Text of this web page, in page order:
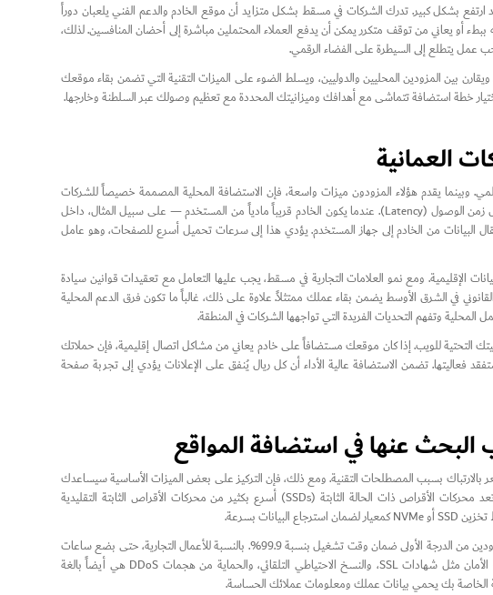
بشكل كبير. تدرك الشركات في مسقط بشكل متزايد أن موقع الخادم والدعم الفني يلعبان دوراً
ببطء أو يعاني من توقف متكرر يمكن أن يدفع العملاء المحتملين مباشرة إلى أحضان المنافسين. لذلك،
يتطلع إلى السيطرة على الفضاء الرقمي.
بين المزودين المحليين والدوليين، ويسلط الضوء على الميزات التقنية التي تضمن بقاء موقعك
خطة استضافة تتماشى مع أهدافك وميزانيتك المحددة مع تعظيم وصولك عبر السلطنة وخارجها.
العمانية
وبينما يقدم هؤلاء المزودون ميزات واسعة، فإن الاستضافة المحلية المصممة خصيصاً للشركات
العمانية تقدم مزايا متميزة لا يمكن تجاهلها. إحدى الفوائد الرئيسية هي تقليل زمن الوصول (Latency). عندما يكون الخادم قريباً مادياً من المستخدم — على سبيل المثال، داخل
البيانات من الخادم إلى جهاز المستخدم. يؤدي هذا إلى سرعات تحميل أسرع للصفحات، وهو عامل
الإقليمية. ومع نمو العلامات التجارية في مسقط، يجب عليها التعامل مع تعقيدات قوانين سيادة
في الشرق الأوسط يضمن بقاء عملك ممتثلاً. علاوة على ذلك، غالباً ما تكون فرق الدعم المحلية
وتفهم التحديات الفريدة التي تواجهها الشركات في المنطقة.
التحتية للويب. إذا كان موقعك مستضافاً على خادم يعاني من مشاكل اتصال إقليمية، فإن حملاتك
تضمن الاستضافة عالية الأداء أن كل ريال يُنفق على الإعلانات يؤدي إلى تجربة صفحة
البحث عنها في استضافة المواقع
بسبب المصطلحات التقنية. ومع ذلك، فإن التركيز على بعض الميزات الأساسية سيساعدك
في تضييق نطاق خياراتك. أولاً وقبل كل شيء هو نوع التخزين المستخدم. تعد محركات الأقراص ذات الحالة الثابتة (SSDs) أسرع بكثير من محركات الأقراص الثابتة التقليدية
يعد وقت التشغيل (Uptime) عاملاً آخر غير قابل للتفاوض. يقدم معظم المزودين من الدرجة الأولى ضمان وقت تشغيل بنسبة 99.9%. بالنسبة للأعمال التجارية، حتى بضع ساعات
من التوقف يمكن أن تؤدي إلى خسارة في الإيرادات وتشويه السمعة. ميزات الأمان مثل شهادات SSL، والنسخ الاحتياطي التلقائي، والحماية من هجمات DDoS هي أيضاً بالغة
الخاصة بك يحمي بيانات عملك ومعلومات عملائك الحساسة.